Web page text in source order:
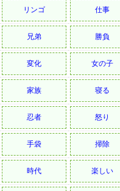
リンゴ 仕事
兄弟 勝負
変化 女の子
家族 寝る
忍者 怒り
手袋 掃除
時代 楽しい